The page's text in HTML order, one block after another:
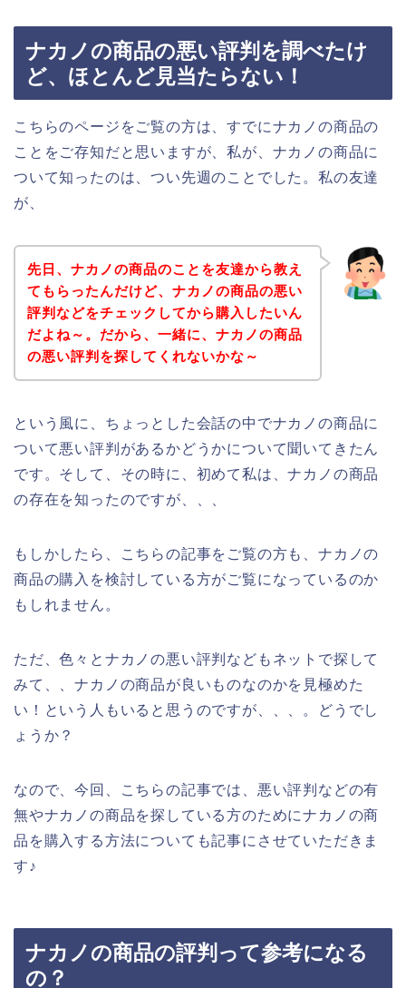
ナカノの商品の悪い評判を調べたけ
ど、ほとんど見当たらない！
こちらのページをご覧の方は、すでにナカノの商品の
ことをご存知だと思いますが、私が、ナカノの商品に
ついて知ったのは、つい先週のことでした。私の友達
が、
先日、ナカノの商品のことを友達から教え
てもらったんだけど、ナカノの商品の悪い
評判などをチェックしてから購入したいん
だよね～。だから、一緒に、ナカノの商品
の悪い評判を探してくれないかな～
という風に、ちょっとした会話の中でナカノの商品に
ついて悪い評判があるかどうかについて聞いてきたん
です。そして、その時に、初めて私は、ナカノの商品
の存在を知ったのですが、、、
もしかしたら、こちらの記事をご覧の方も、ナカノの
商品の購入を検討している方がご覧になっているのか
もしれません。
ただ、色々とナカノの悪い評判などもネットで探して
みて、、ナカノの商品が良いものなのかを見極めた
い！という人もいると思うのですが、、、。どうでし
ょうか？
なので、今回、こちらの記事では、悪い評判などの有
無やナカノの商品を探している方のためにナカノの商
品を購入する方法についても記事にさせていただきま
す♪
ナカノの商品の評判って参考になる
の？